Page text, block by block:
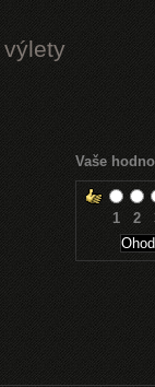
Vaše
1 2